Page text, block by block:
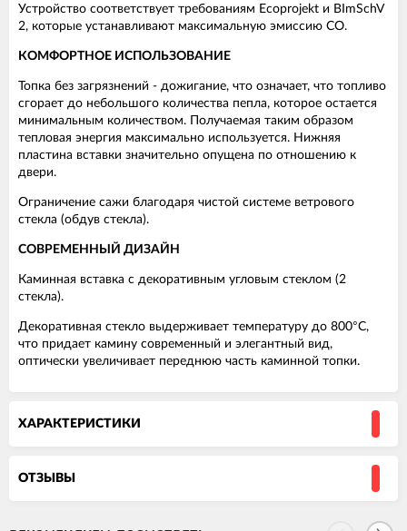
Устройство соответствует требованиям Ecoprojekt и BImSchV
2, которые устанавливают максимальную эмиссию CO.
КОМФОРТНОЕ ИСПОЛЬЗОВАНИЕ
Топка без загрязнений - дожигание, что означает, что топливо
сгорает до небольшого количества пепла, которое остается
минимальным количеством. Получаемая таким образом
тепловая энергия максимально используется. Нижняя
пластина вставки значительно опущена по отношению к
двери.
Ограничение сажи благодаря чистой системе ветрового
стекла (обдув стекла).
СОВРЕМЕННЫЙ ДИЗАЙН
Каминная вставка с декоративным угловым стеклом (2
стекла).
Декоративная стекло выдерживает температуру до 800°C,
что придает камину современный и элегантный вид,
оптически увеличивает переднюю часть каминной топки.
ХАРАКТЕРИСТИКИ
ОТЗЫВЫ